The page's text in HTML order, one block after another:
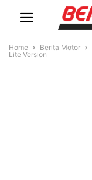
Home Berita Motor
Lite Version